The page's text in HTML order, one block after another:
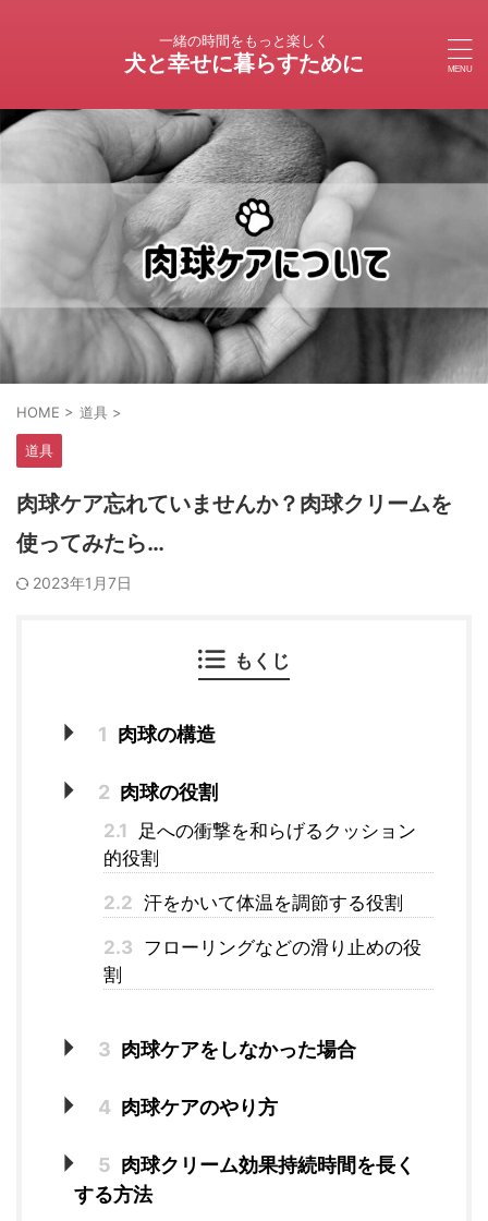
一緒の時間をもっと楽しく
犬と幸せに暮らすために
HOME > 道具 >
道具
肉球ケア忘れていませんか？肉球クリームを
使ってみたら…
2023年1月7日
もくじ
1 肉球の構造
2 肉球の役割
2.1
足への衝撃を和らげるクッション
的役割
2.2 汗をかいて体温を調節する役割
2.3 フローリングなどの滑り止めの役
割
3 肉球ケアをしなかった場合
4 肉球ケアのやり方
5 肉球クリーム効果持続時間を長く
する方法